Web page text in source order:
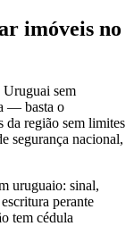
imóveis no
Uruguai sem
— basta o
da região sem limites
segurança nacional,
uruguaio: sinal,
perante
tem cédula